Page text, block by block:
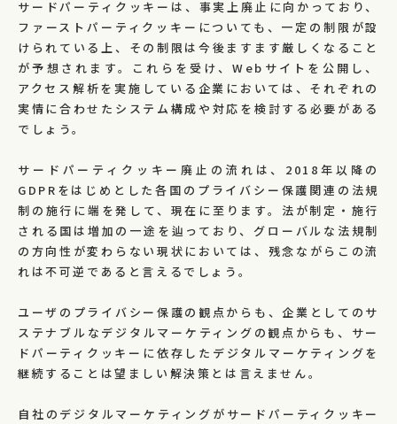
サードパーティクッキーは、事実上廃止に向かっており、
ファーストパーティクッキーについても、一定の制限が設
けられている上、その制限は今後ますます厳しくなること
が予想されます。これらを受け、Webサイトを公開し、
アクセス解析を実施している企業においては、それぞれの
実情に合わせたシステム構成や対応を検討する必要がある
でしょう。
サードパーティクッキー廃止の流れは、2018年以降の
GDPRをはじめとした各国のプライバシー保護関連の法規
制の施行に端を発して、現在に至ります。法が制定・施行
される国は増加の一途を辿っており、グローバルな法規制
の方向性が変わらない現状においては、残念ながらこの流
れは不可逆であると言えるでしょう。
ユーザのプライバシー保護の観点からも、企業としてのサ
ステナブルなデジタルマーケティングの観点からも、サー
ドパーティクッキーに依存したデジタルマーケティングを
継続することは望ましい解決策とは言えません。
自社のデジタルマーケティングがサードパーティクッキー